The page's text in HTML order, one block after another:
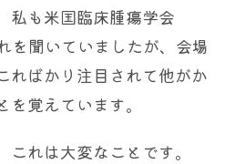
私も米国臨床腫瘍学会
を聞いていましたが、会場
ればかり注目されて他がか
覚えています。
れは大変なことです。